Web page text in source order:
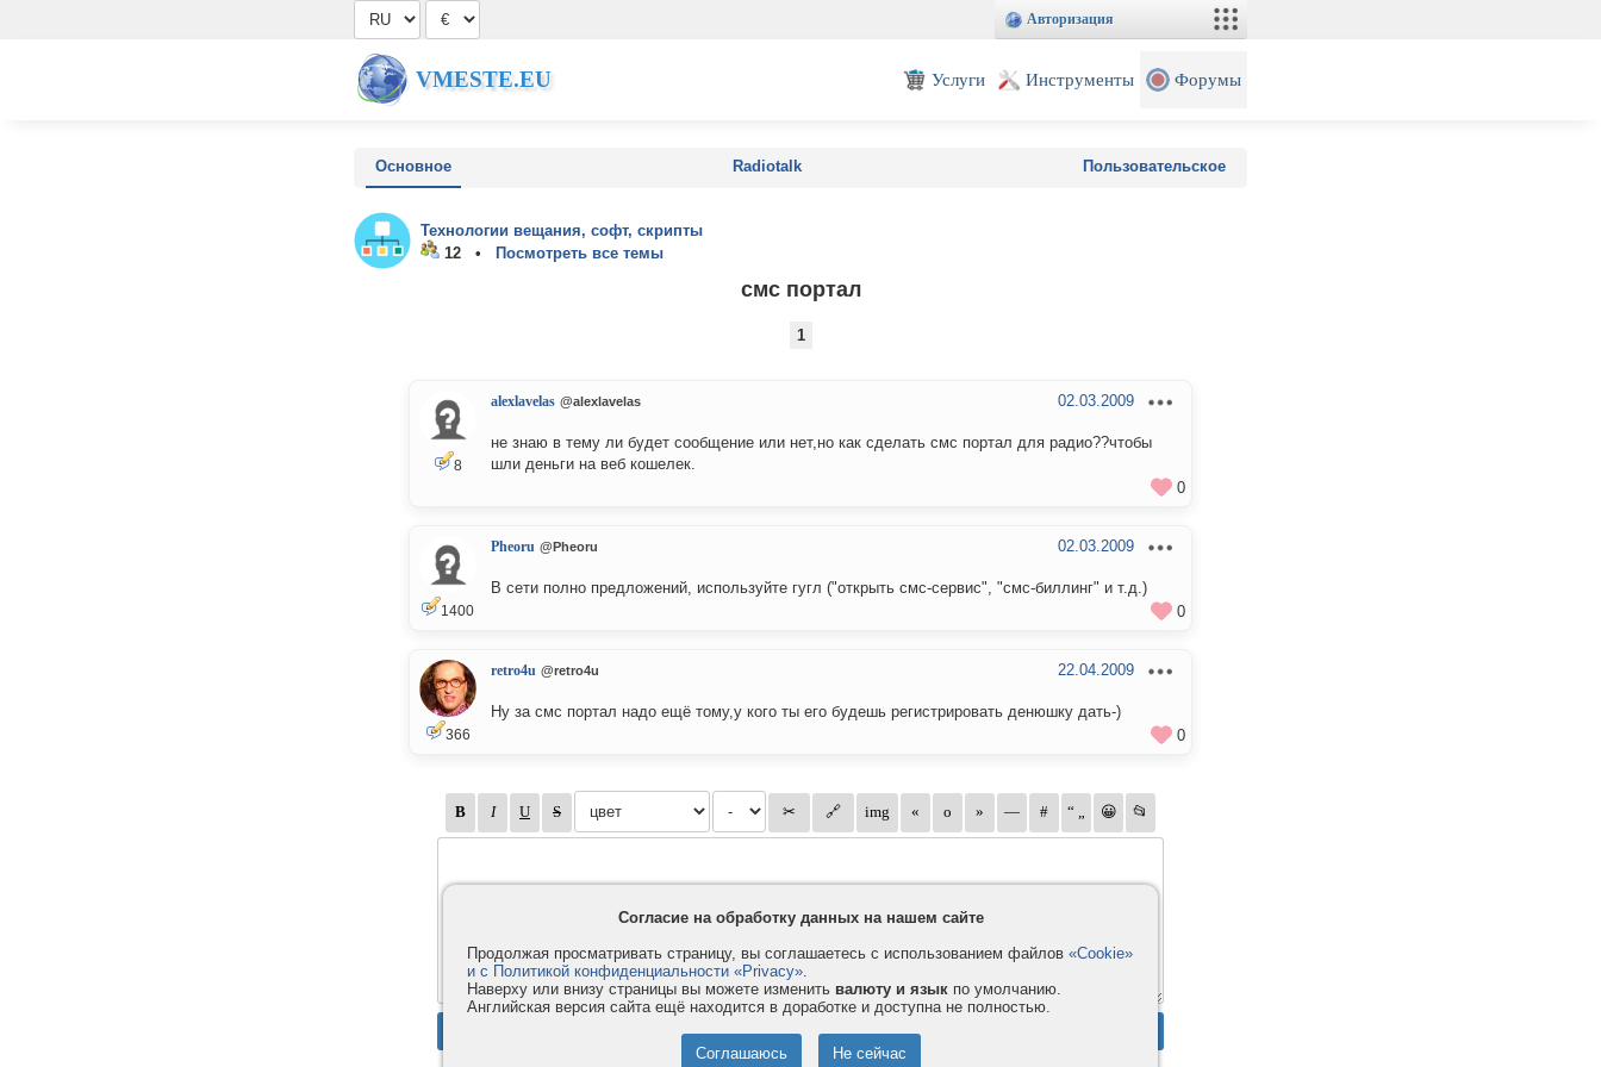
Авторизация
VMESTE.EU Услуги Инструменты Форумы
Основное Radiotalk Пользовательское
Технологии вещания, софт, скрипты
12 •
Посмотреть все темы
смс портал
1
8
alexlavelas @alexlavelas 02.03.2009
не знаю в тему ли будет сообщение или нет,но как сделать смс портал для радио??чтобы
шли деньги на веб кошелек.
0
1400
Pheoru @Pheoru 02.03.2009
В сети полно предложений, используйте гугл ("открыть смс-сервис", "смс-биллинг" и т.д.)
0
366
retro4u @retro4u 22.04.2009
Ну за смс портал надо ещё тому,у кого ты его будешь регистрировать денюшку дать-)
0
Согласие на обработку данных на нашем сайте
Продолжая просматривать страницу, вы соглашаетесь с использованием файлов «Cookie»
и с Политикой конфиденциальности «Privacy».
Наверху или внизу страницы вы можете изменить валюту и язык по умолчанию.
Английская версия сайта ещё находится в доработке и доступна не полностью.